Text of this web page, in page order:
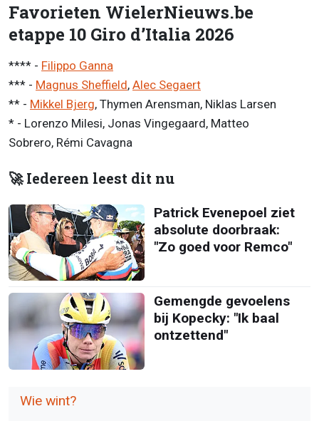
Favorieten WielerNieuws.be
etappe 10 Giro d’Italia 2026
**** - Filippo Ganna
*** - Magnus Sheffield, Alec Segaert
** - Mikkel Bjerg, Thymen Arensman, Niklas Larsen
* - Lorenzo Milesi, Jonas Vingegaard, Matteo
Sobrero, Rémi Cavagna
🚀 Iedereen leest dit nu
Patrick Evenepoel ziet
absolute doorbraak:
"Zo goed voor Remco"
Gemengde gevoelens
bij Kopecky: "Ik baal
ontzettend"
Wie wint?